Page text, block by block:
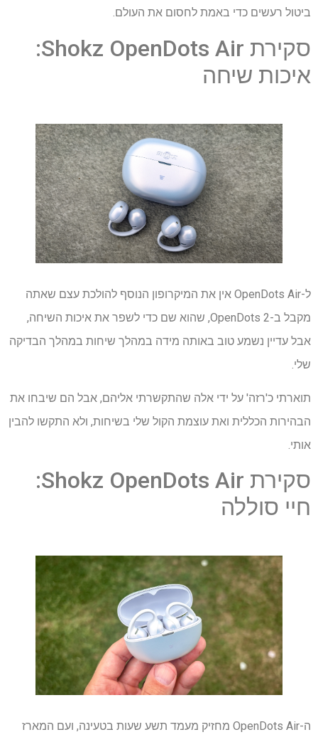
ביטול רעשים כדי באמת לחסום את העולם.
סקירת Shokz OpenDots Air:
איכות שיחה
ל-OpenDots Air אין את המיקרופון הנוסף להולכת עצם שאתה
מקבל ב-OpenDots 2, שהוא שם כדי לשפר את איכות השיחה,
אבל עדיין נשמע טוב באותה מידה במהלך שיחות במהלך הבדיקה
שלי.
תוארתי כ'רזה' על ידי אלה שהתקשרתי אליהם, אבל הם שיבחו את
הבהירות הכללית ואת עוצמת הקול שלי בשיחות, ולא התקשו להבין
אותי.
סקירת Shokz OpenDots Air:
חיי סוללה
ה-OpenDots Air מחזיק מעמד תשע שעות בטעינה, ועם המארז